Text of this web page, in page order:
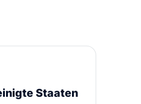
Staaten